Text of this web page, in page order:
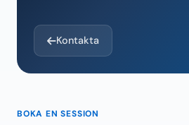
Kontakta
BOKA EN SESSION